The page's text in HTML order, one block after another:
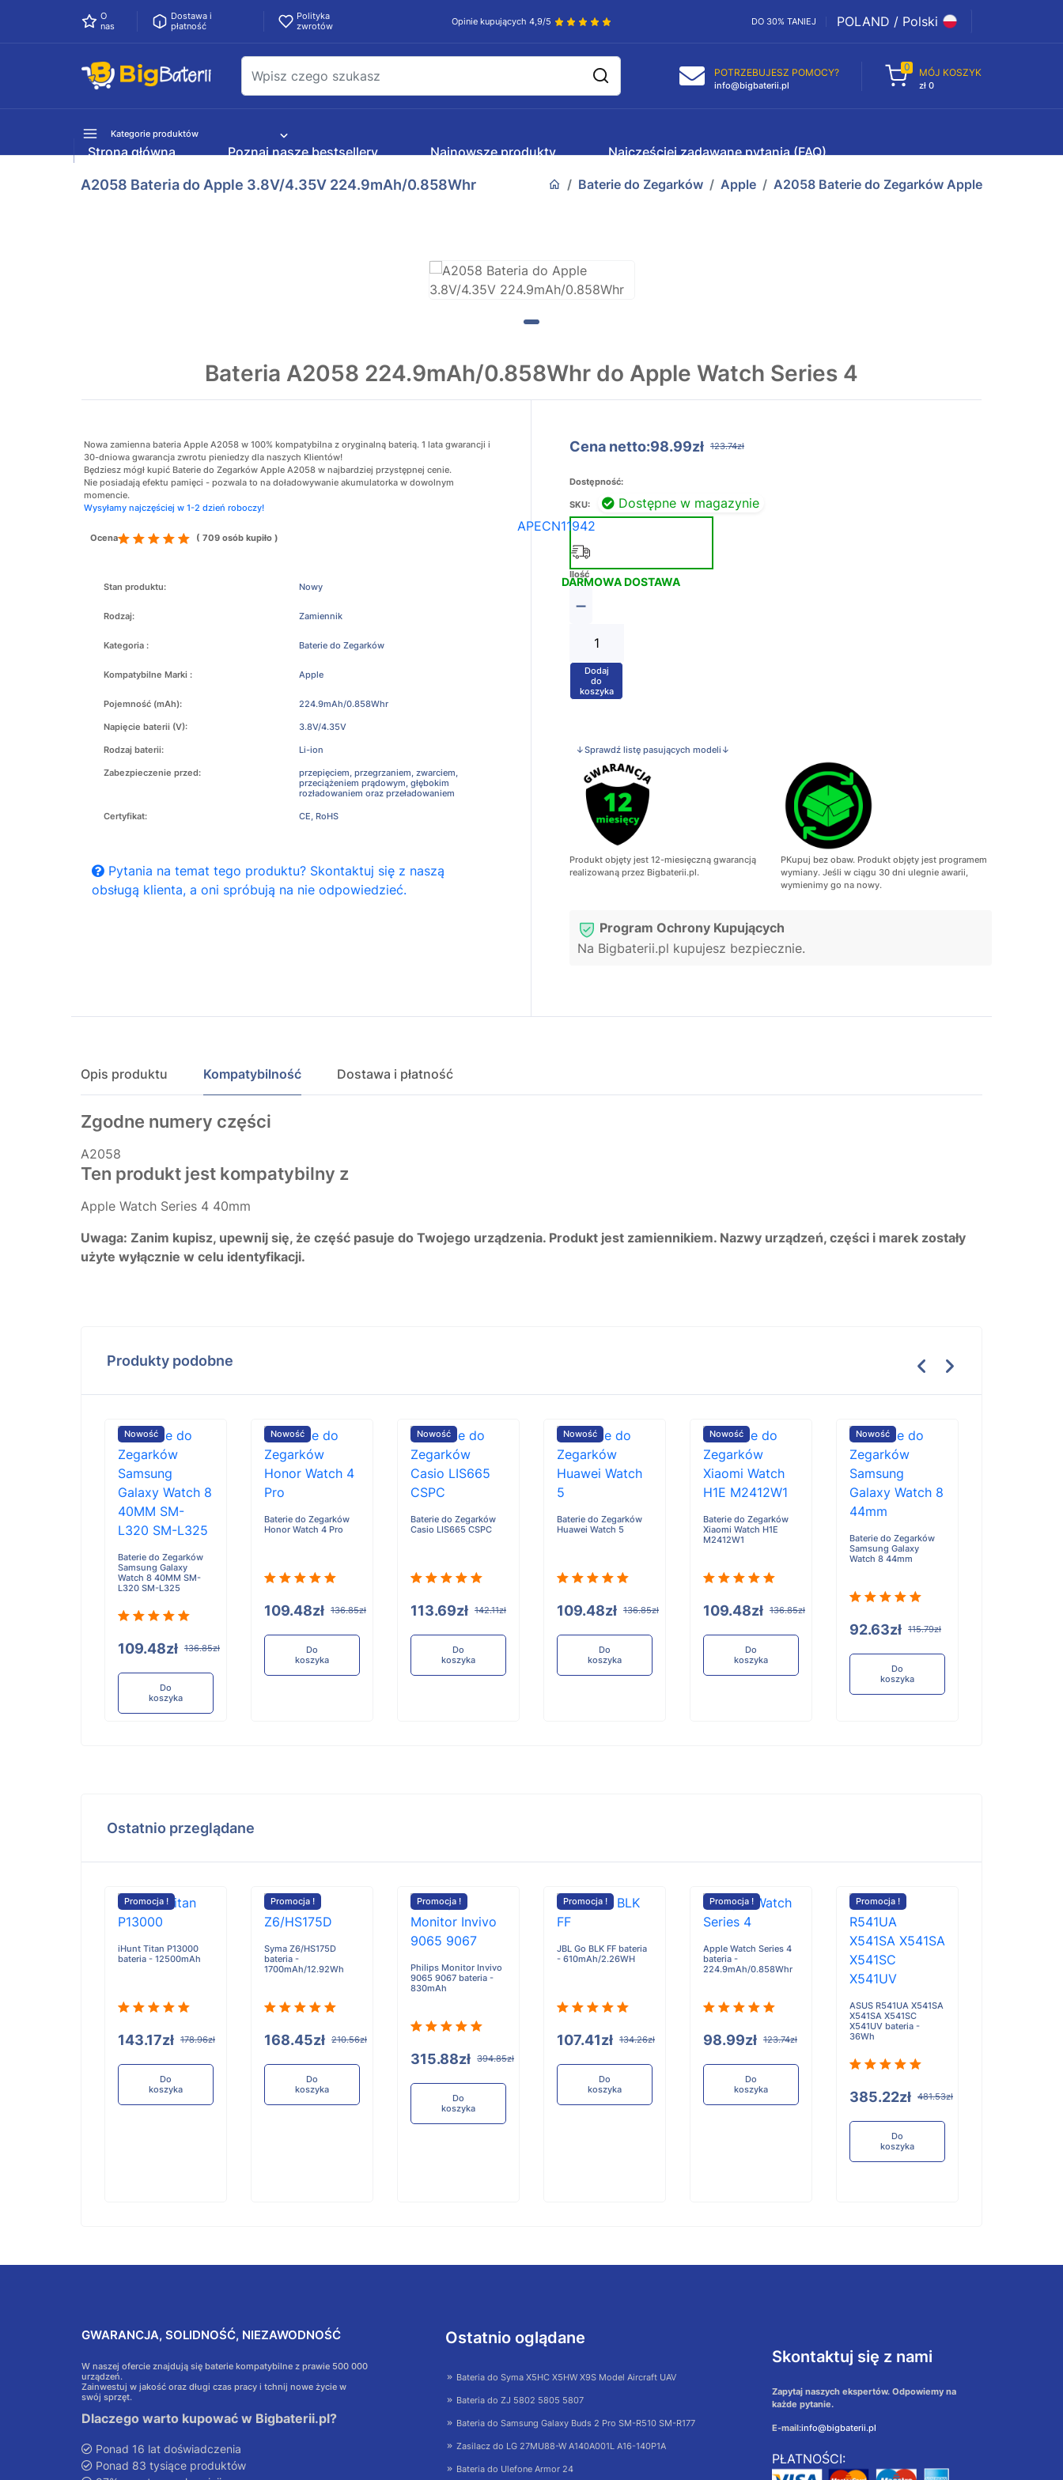
O
nas
Dostawa i
płatność
Polityka
zwrotów
Opinie kupujących 4,9/5 DO 30% TANIEJ POLAND / Polski
POTRZEBUJESZ POMOCY?
info@bigbaterii.pl
0 MÓJ KOSZYK
zł 0
Kategorie produktów
Strona główna Poznaj nasze bestsellery Najnowsze produkty Najczęściej zadawane pytania (FAQ)
A2058 Bateria do Apple 3.8V/4.35V 224.9mAh/0.858Whr Baterie do Zegarków Apple A2058 Baterie do Zegarków Apple
Bateria A2058 224.9mAh/0.858Whr do Apple Watch Series 4
Nowa zamienna bateria Apple A2058 w 100% kompatybilna z oryginalną baterią. 1 lata gwarancji i
30-dniowa gwarancja zwrotu pieniedzy dla naszych Klientów!
Będziesz mógł kupić Baterie do Zegarków Apple A2058 w najbardziej przystępnej cenie.
Nie posiadają efektu pamięci - pozwala to na doładowywanie akumulatorka w dowolnym
momencie.
Wysyłamy najczęściej w 1-2 dzień roboczy!
Ocena ( 709 osób kupiło )
Stan produktu: Nowy
Rodzaj: Zamiennik
Kategoria : Baterie do Zegarków
Kompatybilne Marki : Apple
Pojemność (mAh): 224.9mAh/0.858Whr
Napięcie baterii (V): 3.8V/4.35V
Rodzaj baterii: Li-ion
Zabezpieczenie przed:
przepięciem, przegrzaniem, zwarciem,
przeciążeniem prądowym, głębokim
rozładowaniem oraz przeładowaniem
Certyfikat: CE, RoHS
Pytania na temat tego produktu? Skontaktuj się z naszą
obsługą klienta, a oni spróbują na nie odpowiedzieć.
Cena netto:98.99zł 123.74zł
Dostępność:
Dostępne w magazynie
SKU:
APECN11942
DARMOWA DOSTAWA
Ilość
−
+
Dodaj
do
koszyka
↓Sprawdź listę pasujących modeli↓
Produkt objęty jest 12-miesięczną gwarancją
realizowaną przez Bigbaterii.pl.
PKupuj bez obaw. Produkt objęty jest programem
wymiany. Jeśli w ciągu 30 dni ulegnie awarii,
wymienimy go na nowy.
Program Ochrony Kupujących
Na Bigbaterii.pl kupujesz bezpiecznie.
Opis produktu Kompatybilność Dostawa i płatność
Zgodne numery części
A2058
Ten produkt jest kompatybilny z
Apple Watch Series 4 40mm
Uwaga: Zanim kupisz, upewnij się, że część pasuje do Twojego urządzenia. Produkt jest zamiennikiem. Nazwy urządzeń, części i marek zostały
użyte wyłącznie w celu identyfikacji.
Produkty podobne
Nowość
Baterie do Zegarków
Samsung Galaxy
Watch 8 40MM SM-
L320 SM-L325
109.48zł 136.85zł
Do
koszyka
Nowość
Baterie do Zegarków
Honor Watch 4 Pro
109.48zł 136.85zł
Do
koszyka
Nowość
Baterie do Zegarków
Casio LIS665 CSPC
113.69zł 142.11zł
Do
koszyka
Nowość
Baterie do Zegarków
Huawei Watch 5
109.48zł 136.85zł
Do
koszyka
Nowość
Baterie do Zegarków
Xiaomi Watch H1E
M2412W1
109.48zł 136.85zł
Do
koszyka
Nowość
Baterie do Zegarków
Samsung Galaxy
Watch 8 44mm
92.63zł 115.79zł
Do
koszyka
Ostatnio przeglądane
Promocja !
iHunt Titan P13000
bateria - 12500mAh
143.17zł 178.96zł
Do
koszyka
Promocja !
Syma Z6/HS175D
bateria -
1700mAh/12.92Wh
168.45zł 210.56zł
Do
koszyka
Promocja !
Philips Monitor Invivo
9065 9067 bateria -
830mAh
315.88zł 394.85zł
Do
koszyka
Promocja !
JBL Go BLK FF bateria
- 610mAh/2.26WH
107.41zł 134.26zł
Do
koszyka
Promocja !
Apple Watch Series 4
bateria -
224.9mAh/0.858Whr
98.99zł 123.74zł
Do
koszyka
Promocja !
ASUS R541UA X541SA
X541SA X541SC
X541UV bateria -
36Wh
385.22zł 481.53zł
Do
koszyka
GWARANCJA, SOLIDNOŚĆ, NIEZAWODNOŚĆ
W naszej ofercie znajdują się baterie kompatybilne z prawie 500 000
urządzeń.
Zainwestuj w jakość oraz długi czas pracy i tchnij nowe życie w
swój sprzęt.
Dlaczego warto kupować w Bigbaterii.pl?
Ponad 16 lat doświadczenia
Ponad 83 tysiące produktów
Ostatnio oglądane
Bateria do Syma X5HC X5HW X9S Model Aircraft UAV
Bateria do ZJ 5802 5805 5807
Bateria do Samsung Galaxy Buds 2 Pro SM-R510 SM-R177
Zasilacz do LG 27MU88-W A140A001L A16-140P1A
Bateria do Ulefone Armor 24
Skontaktuj się z nami
Zapytaj naszych ekspertów. Odpowiemy na
każde pytanie.
E-mail:info@bigbaterii.pl
PŁATNOŚCI: